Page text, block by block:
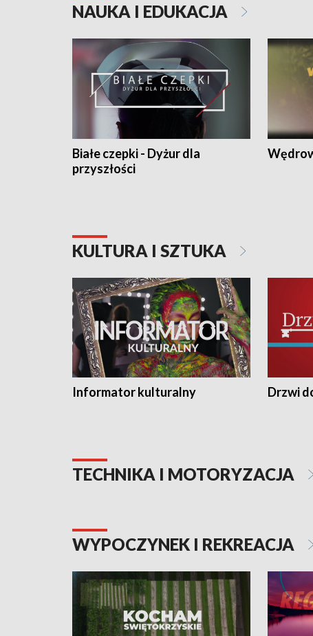
NAUKA I EDUKACJA
Białe czepki - Dyżur dla
przyszłości
KULTURA I SZTUKA
Informator kulturalny Drzwi
TECHNIKA I MOTORYZACJA
WYPOCZYNEK I REKREACJA